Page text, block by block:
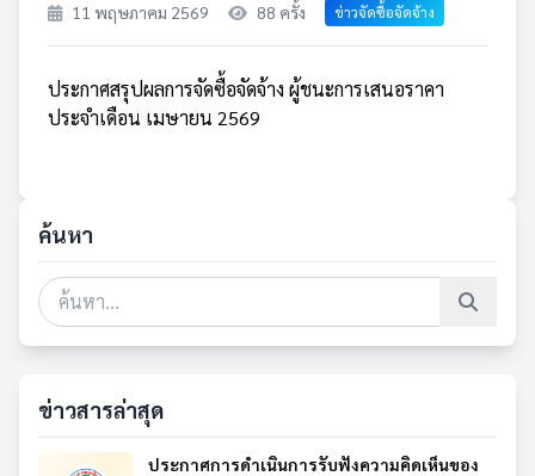
11 พฤษภาคม 2569 88 ครั้ง ข่าวจัดซื้อจัดจ้าง
ประกาศสรุปผลการจัดซื้อจัดจ้าง ผู้ชนะการเสนอราคา
ประจำเดือน เมษายน 2569
ค้นหา
ข่าวสารล่าสุด
ประกาศการดำเนินการรับฟังความคิดเห็นของ